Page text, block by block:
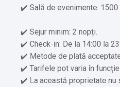
✔️ Sală de evenimente:
✔️ Sejur minim: 2 nopți.
✔️ Check-in: De la 14:00 la
✔️ Metode de plată
✔️ Tarifele pot varia în
✔️ La această proprietate nu